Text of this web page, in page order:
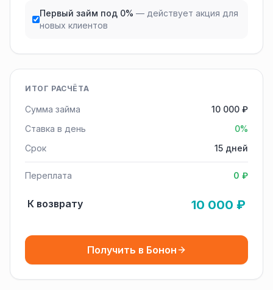
Первый займ под 0% — действует акция для
новых клиентов
ИТОГ РАСЧЁТА
Сумма займа
10 000 ₽
Ставка в день
0%
Срок
15 дней
Переплата 0 ₽
К возврату 10 000 ₽
Получить в Бонон